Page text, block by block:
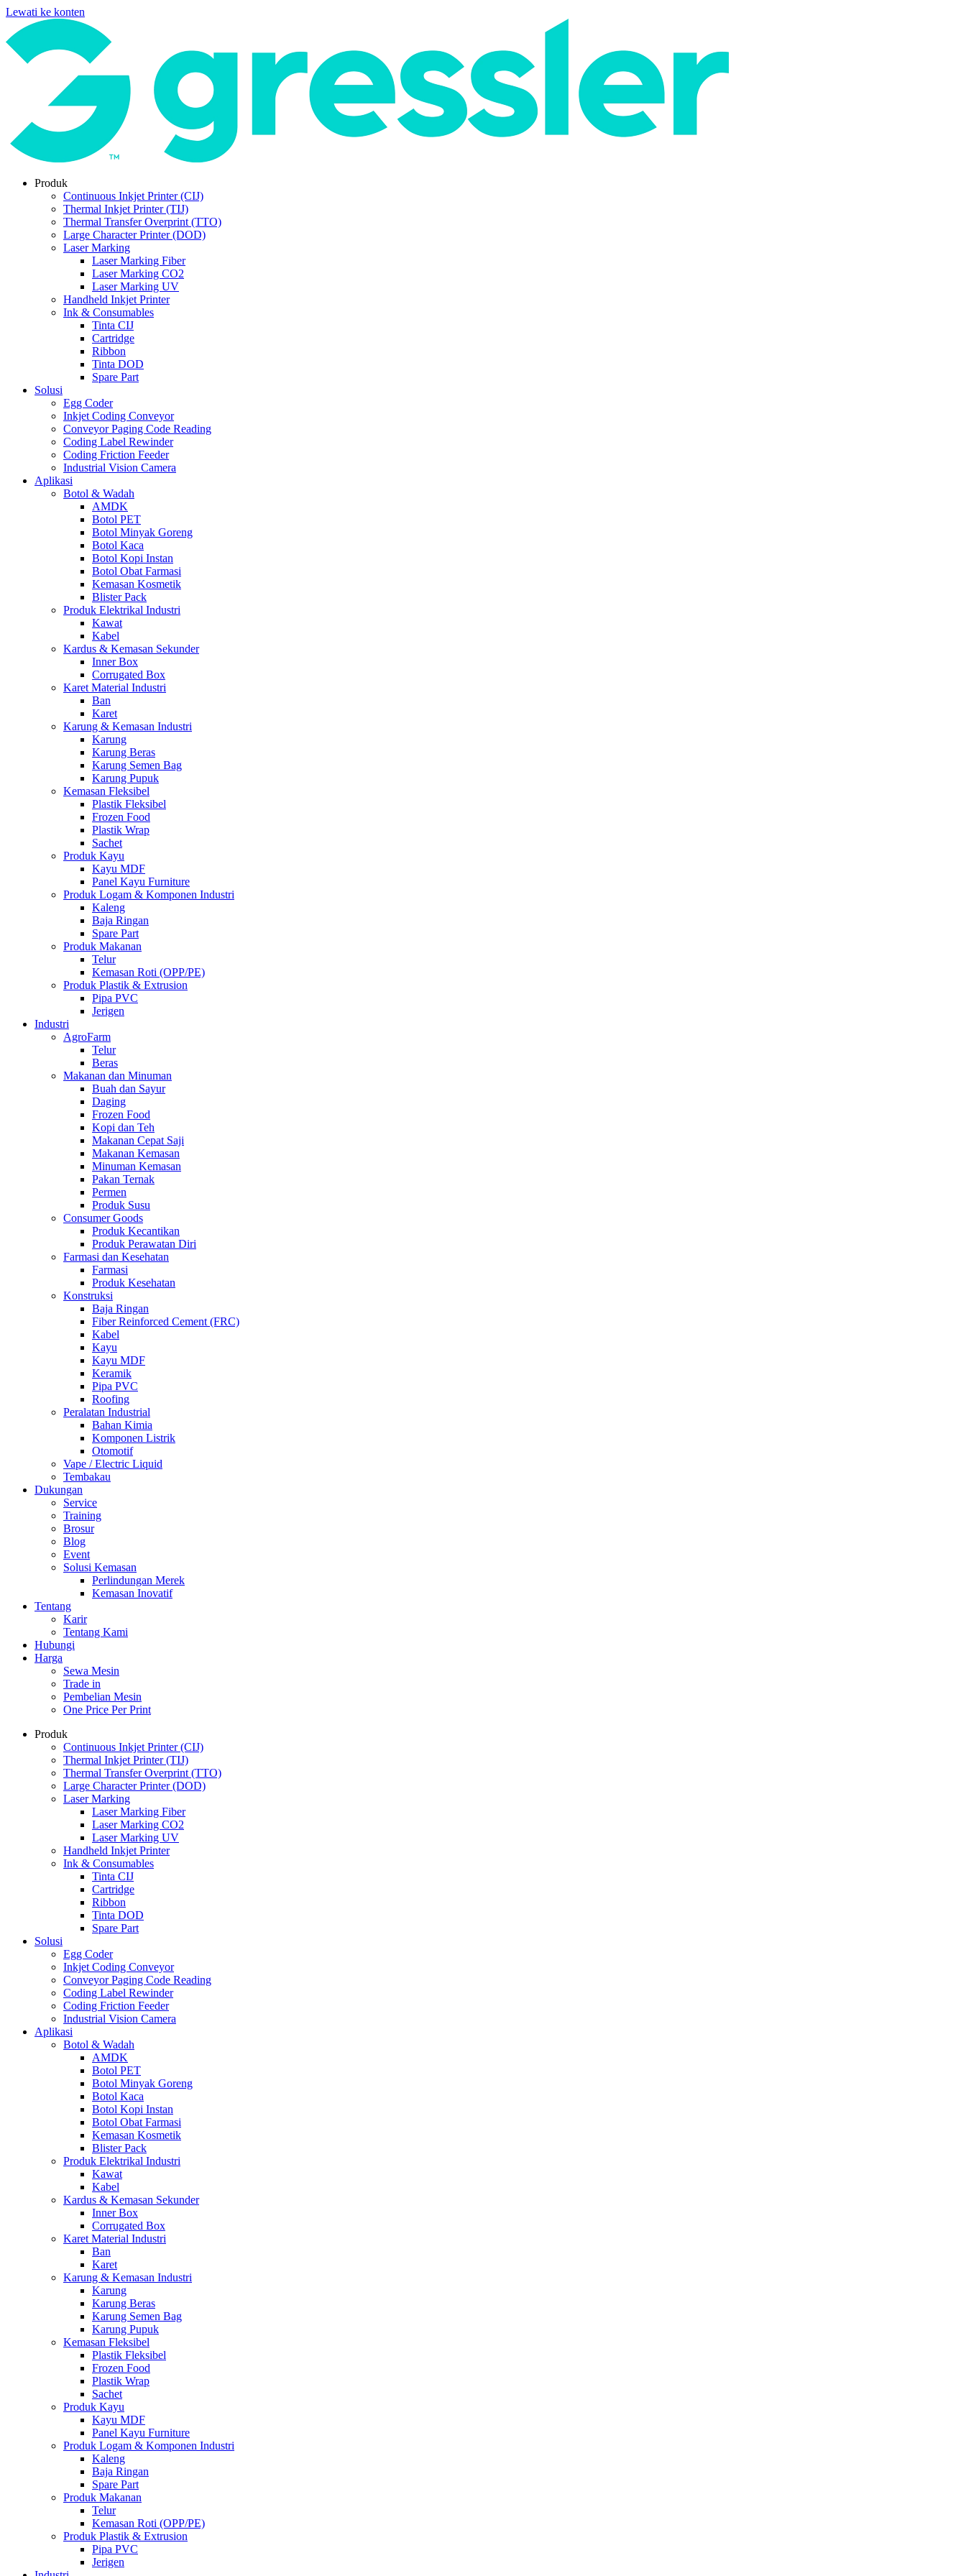
Lewati ke konten
Produk
Continuous Inkjet Printer (CIJ)
Thermal Inkjet Printer (TIJ)
Thermal Transfer Overprint (TTO)
Large Character Printer (DOD)
Laser Marking
Laser Marking Fiber
Laser Marking CO2
Laser Marking UV
Handheld Inkjet Printer
Ink & Consumables
Tinta CIJ
Cartridge
Ribbon
Tinta DOD
Spare Part
Solusi
Egg Coder
Inkjet Coding Conveyor
Conveyor Paging Code Reading
Coding Label Rewinder
Coding Friction Feeder
Industrial Vision Camera
Aplikasi
Botol & Wadah
AMDK
Botol PET
Botol Minyak Goreng
Botol Kaca
Botol Kopi Instan
Botol Obat Farmasi
Kemasan Kosmetik
Blister Pack
Produk Elektrikal Industri
Kawat
Kabel
Kardus & Kemasan Sekunder
Inner Box
Corrugated Box
Karet Material Industri
Ban
Karet
Karung & Kemasan Industri
Karung
Karung Beras
Karung Semen Bag
Karung Pupuk
Kemasan Fleksibel
Plastik Fleksibel
Frozen Food
Plastik Wrap
Sachet
Produk Kayu
Kayu MDF
Panel Kayu Furniture
Produk Logam & Komponen Industri
Kaleng
Baja Ringan
Spare Part
Produk Makanan
Telur
Kemasan Roti (OPP/PE)
Produk Plastik & Extrusion
Pipa PVC
Jerigen
Industri
AgroFarm
Telur
Beras
Makanan dan Minuman
Buah dan Sayur
Daging
Frozen Food
Kopi dan Teh
Makanan Cepat Saji
Makanan Kemasan
Minuman Kemasan
Pakan Ternak
Permen
Produk Susu
Consumer Goods
Produk Kecantikan
Produk Perawatan Diri
Farmasi dan Kesehatan
Farmasi
Produk Kesehatan
Konstruksi
Baja Ringan
Fiber Reinforced Cement (FRC)
Kabel
Kayu
Kayu MDF
Keramik
Pipa PVC
Roofing
Peralatan Industrial
Bahan Kimia
Komponen Listrik
Otomotif
Vape / Electric Liquid
Tembakau
Dukungan
Service
Training
Brosur
Blog
Event
Solusi Kemasan
Perlindungan Merek
Kemasan Inovatif
Tentang
Karir
Tentang Kami
Hubungi
Harga
Sewa Mesin
Trade in
Pembelian Mesin
One Price Per Print
Produk
Continuous Inkjet Printer (CIJ)
Thermal Inkjet Printer (TIJ)
Thermal Transfer Overprint (TTO)
Large Character Printer (DOD)
Laser Marking
Laser Marking Fiber
Laser Marking CO2
Laser Marking UV
Handheld Inkjet Printer
Ink & Consumables
Tinta CIJ
Cartridge
Ribbon
Tinta DOD
Spare Part
Solusi
Egg Coder
Inkjet Coding Conveyor
Conveyor Paging Code Reading
Coding Label Rewinder
Coding Friction Feeder
Industrial Vision Camera
Aplikasi
Botol & Wadah
AMDK
Botol PET
Botol Minyak Goreng
Botol Kaca
Botol Kopi Instan
Botol Obat Farmasi
Kemasan Kosmetik
Blister Pack
Produk Elektrikal Industri
Kawat
Kabel
Kardus & Kemasan Sekunder
Inner Box
Corrugated Box
Karet Material Industri
Ban
Karet
Karung & Kemasan Industri
Karung
Karung Beras
Karung Semen Bag
Karung Pupuk
Kemasan Fleksibel
Plastik Fleksibel
Frozen Food
Plastik Wrap
Sachet
Produk Kayu
Kayu MDF
Panel Kayu Furniture
Produk Logam & Komponen Industri
Kaleng
Baja Ringan
Spare Part
Produk Makanan
Telur
Kemasan Roti (OPP/PE)
Produk Plastik & Extrusion
Pipa PVC
Jerigen